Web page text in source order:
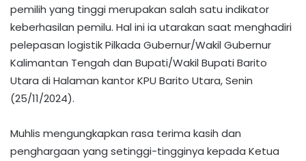
pemilih yang tinggi merupakan salah satu indikator
keberhasilan pemilu. Hal ini ia utarakan saat menghadiri
pelepasan logistik Pilkada Gubernur/Wakil Gubernur
Kalimantan Tengah dan Bupati/Wakil Bupati Barito
Utara di Halaman kantor KPU Barito Utara, Senin
(25/11/2024).
Muhlis mengungkapkan rasa terima kasih dan
penghargaan yang setinggi-tingginya kepada Ketua